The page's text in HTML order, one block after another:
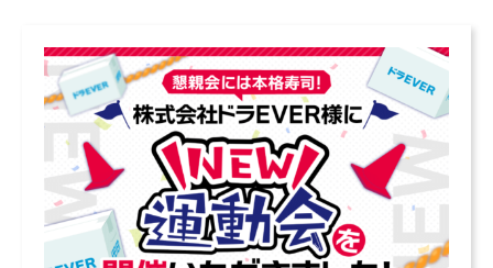
チームビルディングBBQ
チームビルディングクルーズ
オンラインフードデリバリー
秋のイベント企画
ファミリーイベント企画
周年イベント企画
社員交流イベント企画
企業パーティプロデュース
会社概要
まずは内容を見たい
資料をダウンロードする
一度話を聞いてみたい
無料で相談する